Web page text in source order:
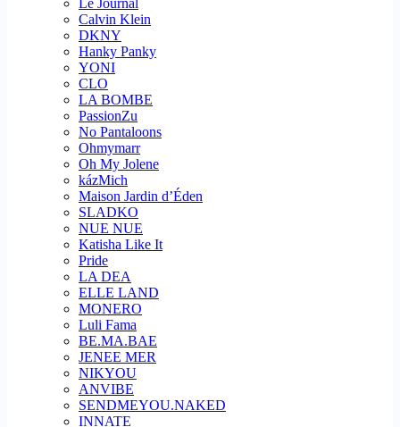
Le Journal
Calvin Klein
DKNY
Hanky Panky
YONI
CLO
LA BOMBE
PassionZu
No Pantaloons
Ohmymarr
Oh My Jolene
kázMich
Maison Jardin d’Éden
SLADKO
NUE NUE
Katisha Like It
Pride
LA DEA
ELLE LAND
MONERO
Luli Fama
BE.MA.BAE
JENEE MER
NIKYOU
ANVIBE
SENDMEYOU.NAKED
INNATE